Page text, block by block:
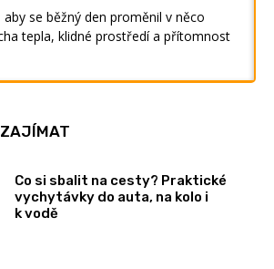
se běžný den proměnil v něco
tepla, klidné prostředí a přítomnost
ZAJÍMAT
Co si sbalit na cesty? Praktické
vychytávky do auta, na kolo i
k vodě